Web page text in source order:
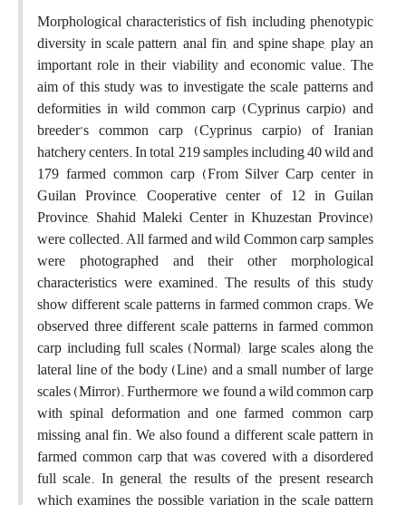
Morphological characteristics of fish, including phenotypic
diversity in scale pattern, anal fin, and spine shape, play an
important role in their viability and economic value. The
aim of this study was to investigate the scale patterns and
deformities in wild common carp (Cyprinus carpio) and
breeder’s common carp (Cyprinus carpio) of Iranian
hatchery centers. In total, 219 samples including 40 wild and
179 farmed common carp (From Silver Carp center in
Guilan Province, Cooperative center of 12 in Guilan
Province, Shahid Maleki Center in Khuzestan Province)
were collected. All farmed and wild Common carp samples
were photographed and their other morphological
characteristics were examined. The results of this study
show different scale patterns in farmed common craps. We
observed three different scale patterns in farmed common
carp including full scales (Normal), large scales along the
lateral line of the body (Line) and a small number of large
scales (Mirror). Furthermore, we found a wild common carp
with spinal deformation and one farmed common carp
missing anal fin. We also found a different scale pattern in
farmed common carp that was covered with a disordered
full scale. In general, the results of the present research